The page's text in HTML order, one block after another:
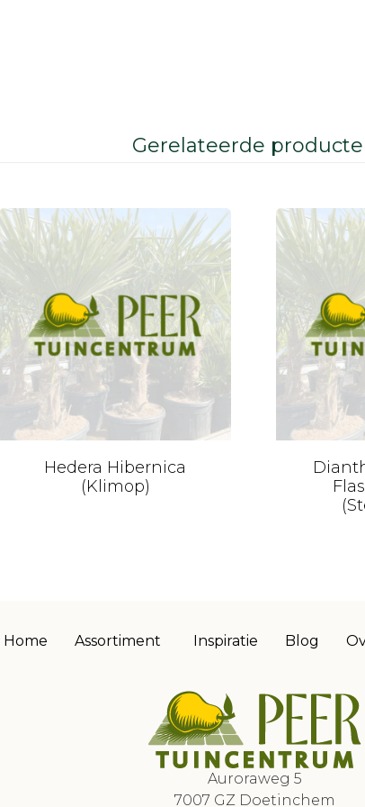
Gerelateerde
Hedera Hibernica
(Klimop)
Home Assortiment Inspiratie Blog
Auroraweg 5
7007 GZ Doetinchem